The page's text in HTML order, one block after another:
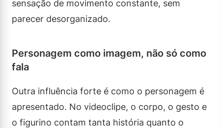
sensação de movimento constante, sem
parecer desorganizado.
Personagem como imagem, não só como
fala
Outra influência forte é como o personagem é
apresentado. No videoclipe, o corpo, o gesto e
o figurino contam tanta história quanto o